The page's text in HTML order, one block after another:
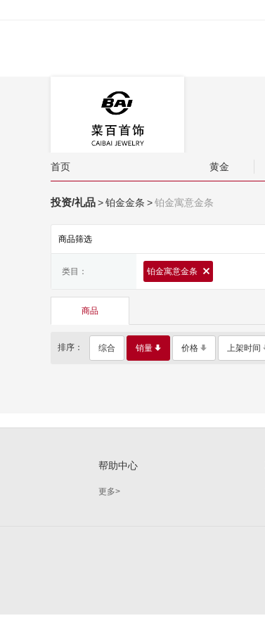
首页 黄金
投资/礼品>铂金金条 >铂金寓意金条
商品筛选
类目： 铂金寓意金条
商品
排序： 综合 销量 价格 上架时间
帮助中心
更多>